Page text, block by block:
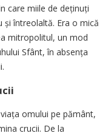
care miile de deținuți
și întreolaltă. Era o mică
mitropolitul, un mod
Sfânt, în absența
omului pe pământ,
crucii. De la